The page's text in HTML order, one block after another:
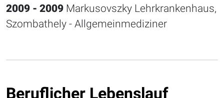
2009 - 2009 Markusovszky Lehrkrankenhaus,
Szombathely - Allgemeinmediziner
Beruflicher Lebenslauf